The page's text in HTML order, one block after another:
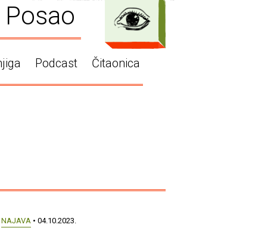
Posao
Podcast Čitaonica
NAJAVA • 04.10.2023.